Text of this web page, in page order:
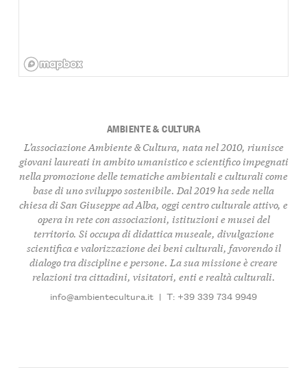
AMBIENTE & CULTURA
L’associazione Ambiente & Cultura, nata nel 2010, riunisce
giovani laureati in ambito umanistico e scientifico impegnati
nella promozione delle tematiche ambientali e culturali come
base di uno sviluppo sostenibile. Dal 2019 ha sede nella
chiesa di San Giuseppe ad Alba, oggi centro culturale attivo, e
opera in rete con associazioni, istituzioni e musei del
territorio. Si occupa di didattica museale, divulgazione
scientifica e valorizzazione dei beni culturali, favorendo il
dialogo tra discipline e persone. La sua missione è creare
relazioni tra cittadini, visitatori, enti e realtà culturali.
info@ambientecultura.it | T: +39 339 734 9949